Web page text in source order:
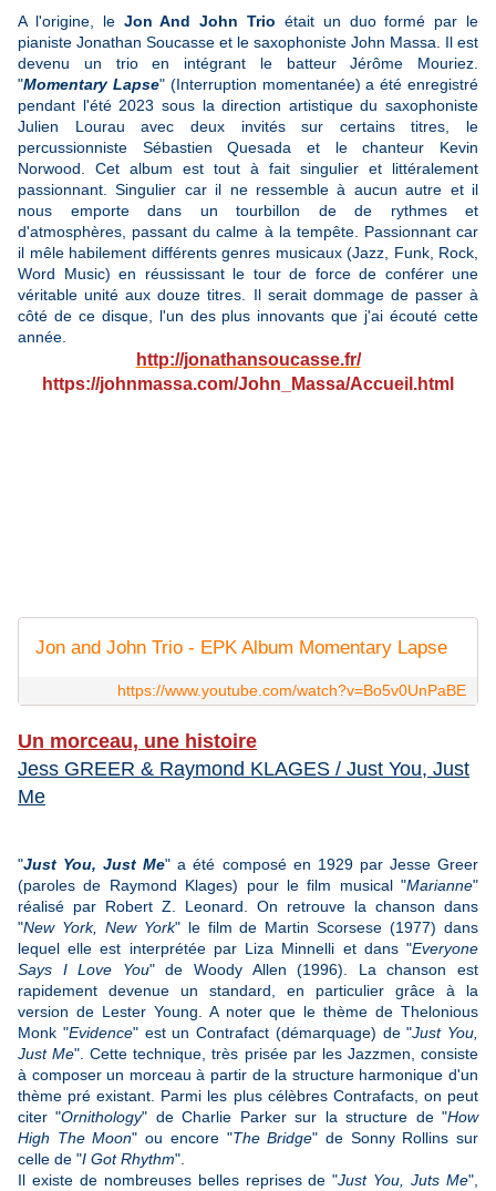
A l'origine, le Jon And John Trio était un duo formé par le
pianiste Jonathan Soucasse et le saxophoniste John Massa. Il est
devenu un trio en intégrant le batteur Jérôme Mouriez.
"Momentary Lapse" (Interruption momentanée) a été enregistré
pendant l'été 2023 sous la direction artistique du saxophoniste
Julien Lourau avec deux invités sur certains titres, le
percussionniste Sébastien Quesada et le chanteur Kevin
Norwood. Cet album est tout à fait singulier et littéralement
passionnant. Singulier car il ne ressemble à aucun autre et il
nous emporte dans un tourbillon de de rythmes et
d'atmosphères, passant du calme à la tempête. Passionnant car
il mêle habilement différents genres musicaux (Jazz, Funk, Rock,
Word Music) en réussissant le tour de force de conférer une
véritable unité aux douze titres. Il serait dommage de passer à
côté de ce disque, l'un des plus innovants que j'ai écouté cette
année.
http://jonathansoucasse.fr/
https://johnmassa.com/John_Massa/Accueil.html
Jon and John Trio - EPK Album Momentary Lapse
https://www.youtube.com/watch?v=Bo5v0UnPaBE
Un morceau, une histoire
Jess GREER & Raymond KLAGES / Just You, Just
Me
"Just You, Just Me" a été composé en 1929 par Jesse Greer
(paroles de Raymond Klages) pour le film musical "Marianne"
réalisé par Robert Z. Leonard. On retrouve la chanson dans
"New York, New York" le film de Martin Scorsese (1977) dans
lequel elle est interprétée par Liza Minnelli et dans "Everyone
Says I Love You" de Woody Allen (1996). La chanson est
rapidement devenue un standard, en particulier grâce à la
version de Lester Young. A noter que le thème de Thelonious
Monk "Evidence" est un Contrafact (démarquage) de "Just You,
Just Me". Cette technique, très prisée par les Jazzmen, consiste
à composer un morceau à partir de la structure harmonique d'un
thème pré existant. Parmi les plus célèbres Contrafacts, on peut
citer "Ornithology" de Charlie Parker sur la structure de "How
High The Moon" ou encore "The Bridge" de Sonny Rollins sur
celle de "I Got Rhythm".
Il existe de nombreuses belles reprises de "Just You, Juts Me",